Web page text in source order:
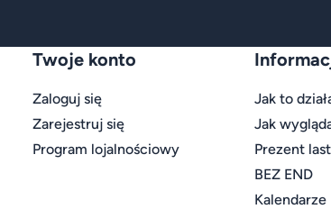
Twoje konto
Zaloguj się
Zarejestruj się
Program lojalnościowy
Jak to
Jak
Prezent
BEZ END
Kalendarze